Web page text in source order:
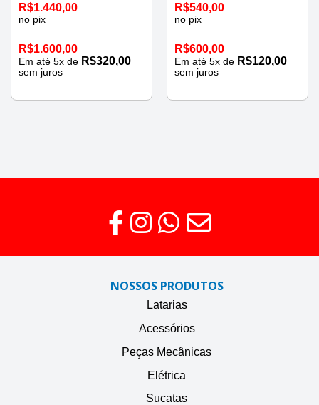
R$1.440,00
no pix
R$1.600,00
Em até 5x de R$320,00
sem juros
R$540,00
no pix
R$600,00
Em até 5x de R$120,00
sem juros
NOSSOS PRODUTOS
Latarias
Acessórios
Peças Mecânicas
Elétrica
Sucatas